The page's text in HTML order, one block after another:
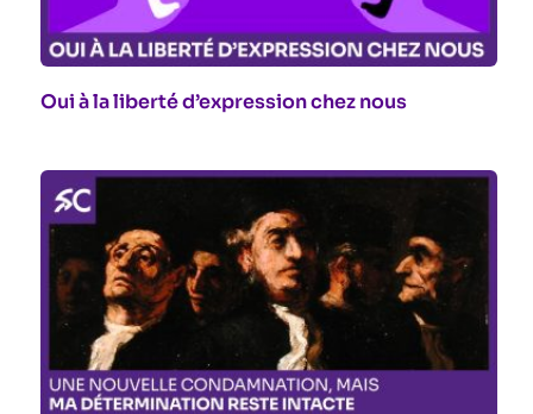
Oui à la liberté d’expression chez nous